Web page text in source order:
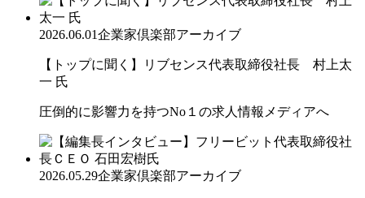
2026.06.01企業家倶楽部アーカイブ
【トップに聞く】リブセンス代表取締役社長 村上太
一 氏
圧倒的に影響力を持つNo１の求人情報メディアへ
2026.05.29企業家倶楽部アーカイブ